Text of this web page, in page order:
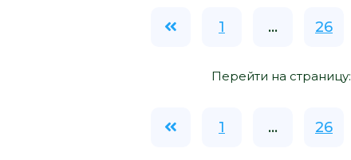
1 ... 26
Перейти на страницу:
1 ... 26